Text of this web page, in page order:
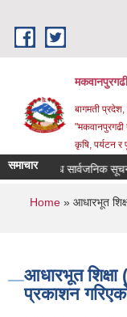
बागमती
"मकवानपुरगढी
कृषि, पर्यटन र
समाचार
सम्बन्धि सार्वजनिक सूचना
You are
Home » आधारभूत
आधारभूत शिक्षा
प्रकाशन